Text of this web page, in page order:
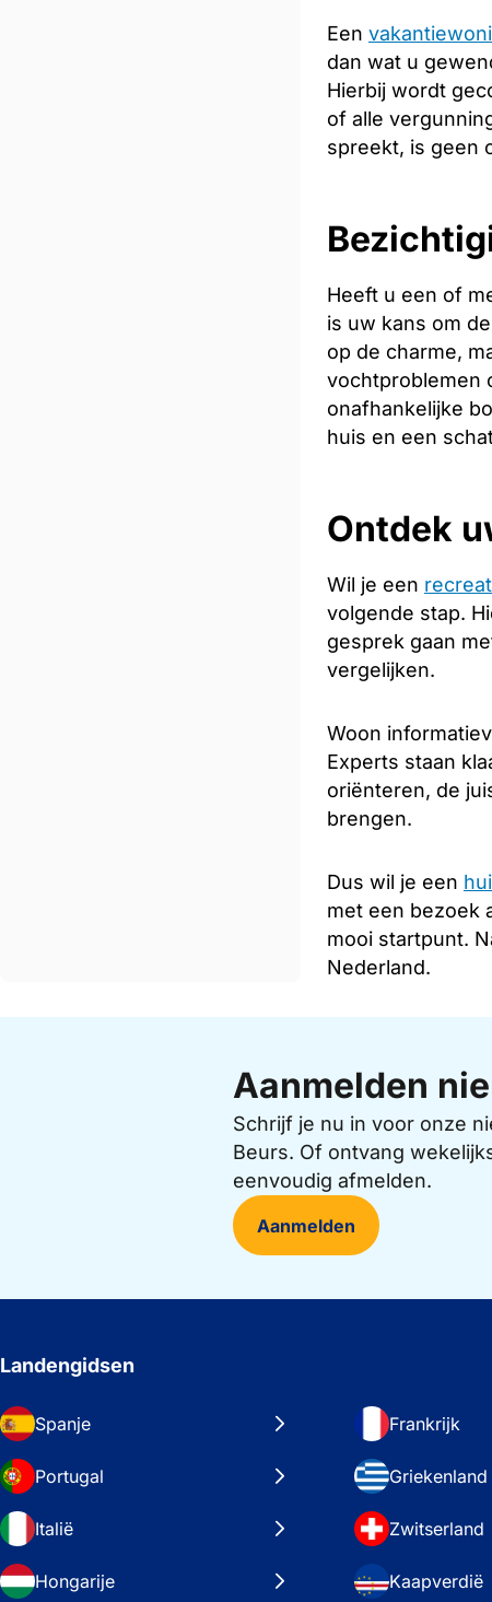
Een
dan wat u
Hierbij wordt
of alle
spreekt, is geen
Heeft u een of
is uw kans om
op de charme,
vochtproblemen
onafhankelijke
huis en een
Ontdek
Wil je een
volgende stap.
gesprek gaan
vergelijken.
Woon
Experts staan
oriënteren, de
brengen.
Dus wil je een
met een bezoek
mooi startpunt.
Nederland.
Aanmelden
Schrijf je nu in voor onze
Beurs. Of ontvang
eenvoudig afmelden.
Aanmelden
Landengidsen
Spanje Frankrijk
Portugal Griekenland
Italië Zwitserland
Hongarije Kaapverdië